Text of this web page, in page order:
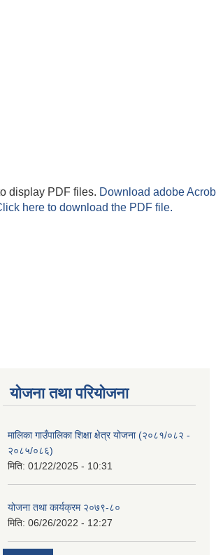
display PDF files. Download adobe
here to download the PDF file.
योजना तथा परियोजना
मालिका गाउँपालिका शिक्षा क्षेत्र योजना (२०८१/०८२ -
२०८५/०८६)
मिति: 01/22/2025 - 10:31
योजना तथा कार्यक्रम २०७९-८०
मिति: 06/26/2022 - 12:27